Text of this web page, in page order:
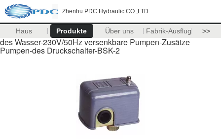
Zhenhu PDC Hydraulic CO.,LTD
Haus Produkte Über uns Fabrik-Ausflug >>
des Wasser-230V/50Hz versenkbare Pumpen-Zusätze
Pumpen-des Druckschalter-BSK-2